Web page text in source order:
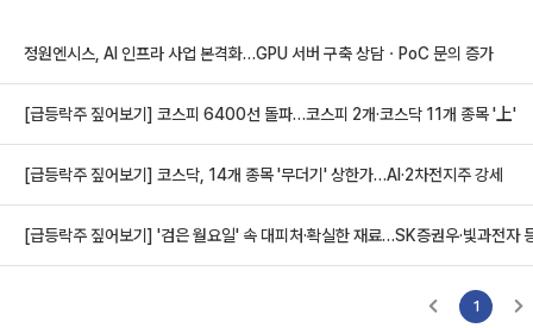
정원엔시스, AI 인프라 사업 본격화…GPU 서버 구축 상담ㆍPoC 문의 증가
[급등락주 짚어보기] 코스피 6400선 돌파…코스피 2개·코스닥 11개 종목 '上'
[급등락주 짚어보기] 코스닥, 14개 종목 '무더기' 상한가…AI·2차전지주 강세
[급등락주 짚어보기] '검은 월요일' 속 대피처·확실한 재료…SK증권우·빛과전자
1